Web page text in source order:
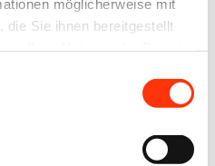
möglicherweise mit
die Sie ihnen bereitgestellt
€/Tag